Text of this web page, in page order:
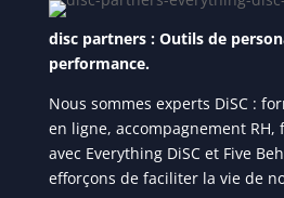
disc partners : Outils de
performance.
Nous sommes experts DiSC :
en ligne, accompagnement RH,
avec Everything DiSC et Five
efforçons de faciliter la vie de